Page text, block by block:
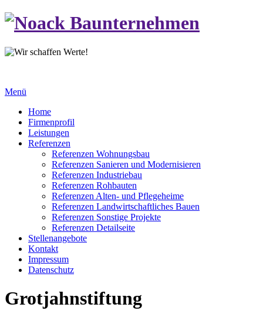
Menü
Home
Firmenprofil
Leistungen
Referenzen
Referenzen Wohnungsbau
Referenzen Sanieren und Modernisieren
Referenzen Industriebau
Referenzen Rohbauten
Referenzen Alten- und Pflegeheime
Referenzen Landwirtschaftliches Bauen
Referenzen Sonstige Projekte
Referenzen Detailseite
Stellenangebote
Kontakt
Impressum
Datenschutz
Grotjahnstiftung